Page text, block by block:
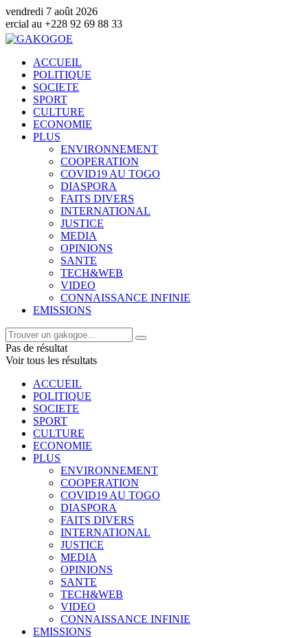
vendredi 7 août 2026
33
ACCUEIL
POLITIQUE
SOCIETE
SPORT
CULTURE
ECONOMIE
PLUS
ENVIRONNEMENT
COOPERATION
COVID19 AU TOGO
DIASPORA
FAITS DIVERS
INTERNATIONAL
JUSTICE
MEDIA
OPINIONS
SANTE
TECH&WEB
VIDEO
CONNAISSANCE INFINIE
EMISSIONS
Pas de résultat
Voir tous les résultats
ACCUEIL
POLITIQUE
SOCIETE
SPORT
CULTURE
ECONOMIE
PLUS
ENVIRONNEMENT
COOPERATION
COVID19 AU TOGO
DIASPORA
FAITS DIVERS
INTERNATIONAL
JUSTICE
MEDIA
OPINIONS
SANTE
TECH&WEB
VIDEO
CONNAISSANCE INFINIE
EMISSIONS